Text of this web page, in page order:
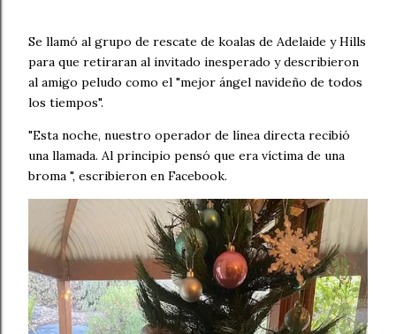
Se llamó al grupo de rescate de koalas de Adelaide y Hills
para que retiraran al invitado inesperado y describieron
al amigo peludo como el "mejor ángel navideño de todos
los tiempos".
"Esta noche, nuestro operador de línea directa recibió
una llamada. Al principio pensó que era víctima de una
broma ", escribieron en Facebook.